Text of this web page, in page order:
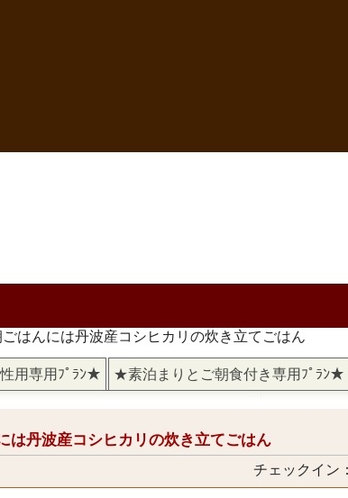
はんには丹波産コシヒカリの炊き立てごはん
用専用ﾌﾟﾗﾝ★ ★素泊まりとご朝食付き専用ﾌﾟﾗﾝ★
は丹波産コシヒカリの炊き立てごはん
チェックイン